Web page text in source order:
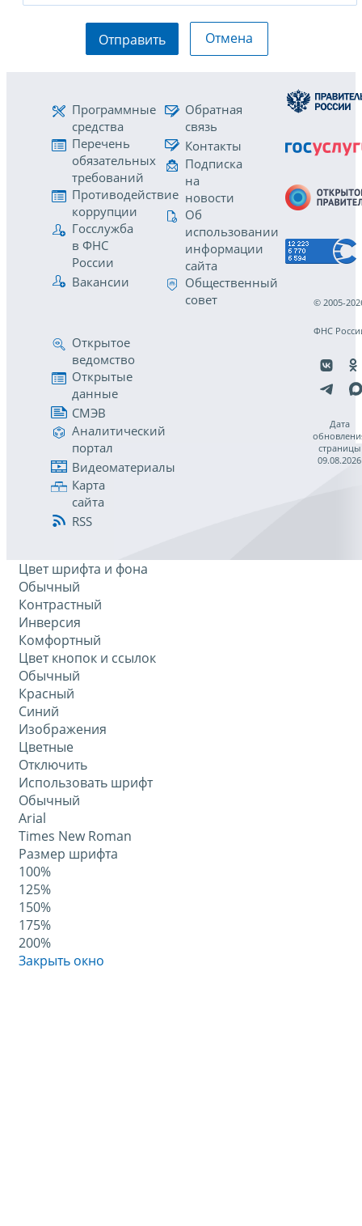
Отправить Отмена
Программные
средства
Перечень
обязательных
требований
Противодействие
коррупции
Госслужба
в ФНС
России
Вакансии
Обратная
связь
Контакты
Подписка
на
новости
Об
использовании
информации
сайта
Общественный
совет
Открытое
ведомство
Открытые
данные
СМЭВ
Аналитический
портал
Видеоматериалы
Карта
сайта
RSS
© 2005-
ФНС
Дата
страницы
09.08.2026
Цвет шрифта и фона
Обычный
Контрастный
Инверсия
Комфортный
Цвет кнопок и ссылок
Обычный
Красный
Синий
Изображения
Цветные
Отключить
Использовать шрифт
Обычный
Arial
Times New Roman
Размер шрифта
100%
125%
150%
175%
200%
Закрыть окно